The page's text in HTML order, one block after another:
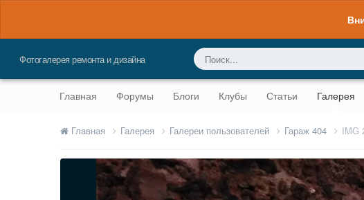
Фотогалерея ремонта и дизайна
Главная Форумы Блоги Клубы Статьи Галерея
Главная Галерея Галереи пользователей Гараж 404 IMG